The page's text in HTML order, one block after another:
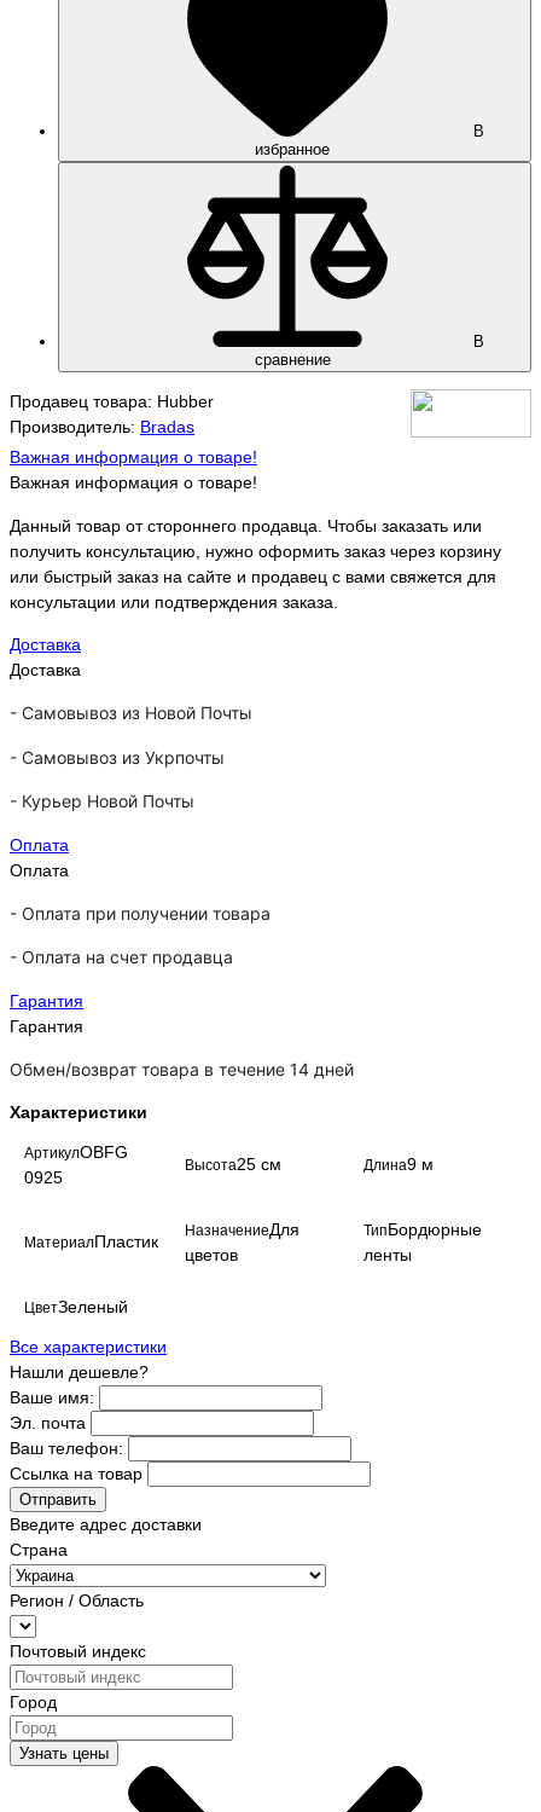
В
избранное
В
сравнение
Продавец товара: Hubber
Производитель: Bradas
Важная информация о товаре!
Важная информация о товаре!
Данный товар от стороннего продавца. Чтобы заказать или
получить консультацию, нужно оформить заказ через корзину
или быстрый заказ на сайте и продавец с вами свяжется для
консультации или подтверждения заказа.
Доставка
Доставка
- Самовывоз из Новой Почты
- Самовывоз из Укрпочты
- Курьер Новой Почты
Оплата
Оплата
- Оплата при получении товара
- Оплата на счет продавца
Гарантия
Гарантия
Обмен/возврат товара в течение 14 дней
Характеристики
АртикулOBFG
0925
Высота25 см Длина9 м
МатериалПластик
НазначениеДля
цветов
ТипБордюрные
ленты
ЦветЗеленый
Все характеристики
Нашли дешевле?
Ваше имя:
Эл. почта
Ваш телефон:
Ссылка на товар
Отправить
Введите адрес доставки
Страна
Регион / Область
Почтовый индекс
Город
Узнать цены